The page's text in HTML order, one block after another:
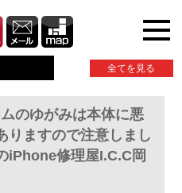
全てを見る
のゆがみは本体に悪
りますので注意しまし
修理屋I.C.C岡